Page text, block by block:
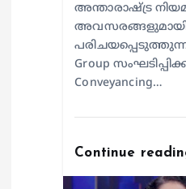
അന്താരാഷ്ട്ര
Group
Conveyancing…
Continue